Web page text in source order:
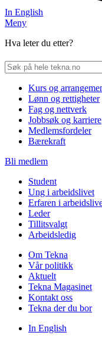
In English
Meny
Hva leter du etter?
Kurs og
Lønn og rettigheter
Fag og nettverk
Jobbsøk og karriere
Medlemsfordeler
Bærekraft
Bli medlem
Student
Ung i arbeidslivet
Erfaren i
Leder
Tillitsvalgt
Arbeidsledig
Om Tekna
Vår politikk
Aktuelt
Tekna Magasinet
Kontakt oss
Tekna der du bor
In English